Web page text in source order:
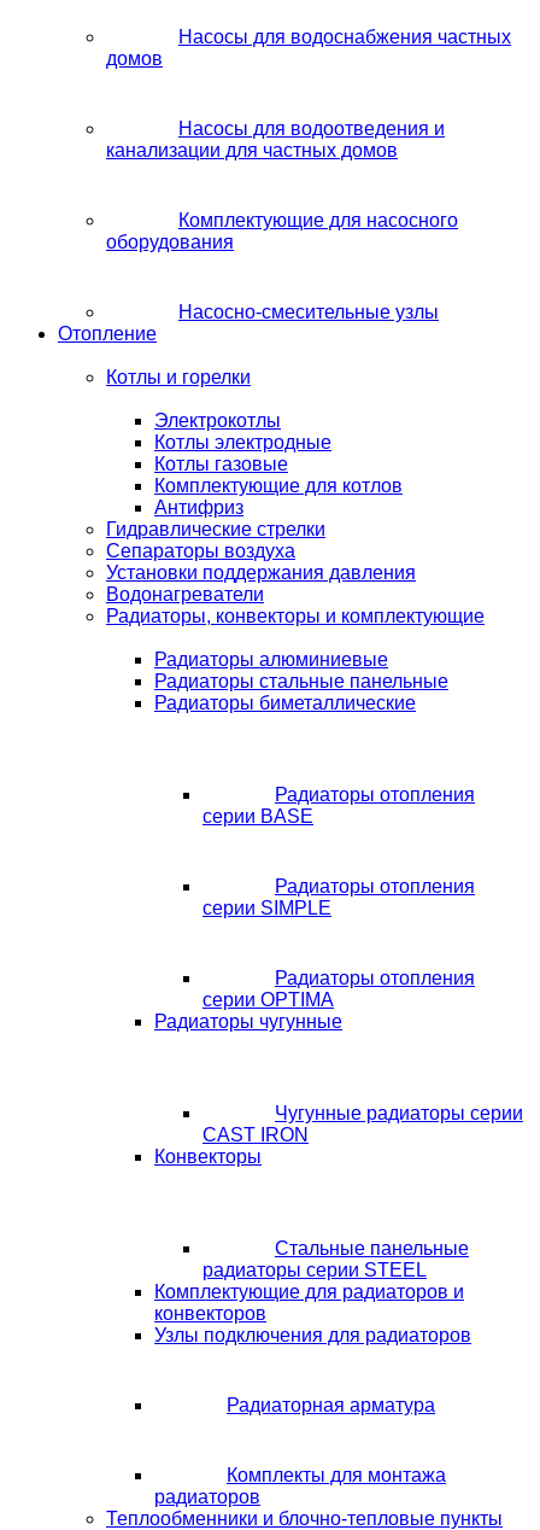
Насосы для водоснабжения частных
домов
Насосы для водоотведения и
канализации для частных домов
Комплектующие для насосного
оборудования
Насосно-смесительные узлы
Отопление
Котлы и горелки
Электрокотлы
Котлы электродные
Котлы газовые
Комплектующие для котлов
Антифриз
Гидравлические стрелки
Сепараторы воздуха
Установки поддержания давления
Водонагреватели
Радиаторы, конвекторы и комплектующие
Радиаторы алюминиевые
Радиаторы стальные панельные
Радиаторы биметаллические
Радиаторы отопления
серии BASE
Радиаторы отопления
серии SIMPLE
Радиаторы отопления
серии OPTIMA
Радиаторы чугунные
Чугунные радиаторы серии
CAST IRON
Конвекторы
Стальные панельные
радиаторы серии STEEL
Комплектующие для радиаторов и
конвекторов
Узлы подключения для радиаторов
Радиаторная арматура
Комплекты для монтажа
радиаторов
Теплообменники и блочно-тепловые пункты